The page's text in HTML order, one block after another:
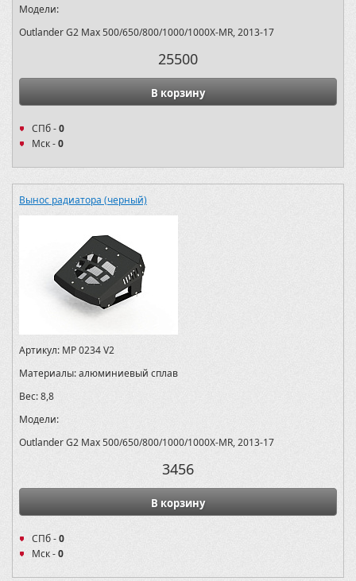
Модели:
Outlander G2 Max 500/650/800/1000/1000X-MR, 2013-17
25500
В корзину
СПб -0
Мск -0
Вынос радиатора (черный)
Артикул: MP 0234 V2
Материалы:алюминиевый сплав
Вес:8,8
Модели:
Outlander G2 Max 500/650/800/1000/1000X-MR, 2013-17
3456
В корзину
СПб -0
Мск -0